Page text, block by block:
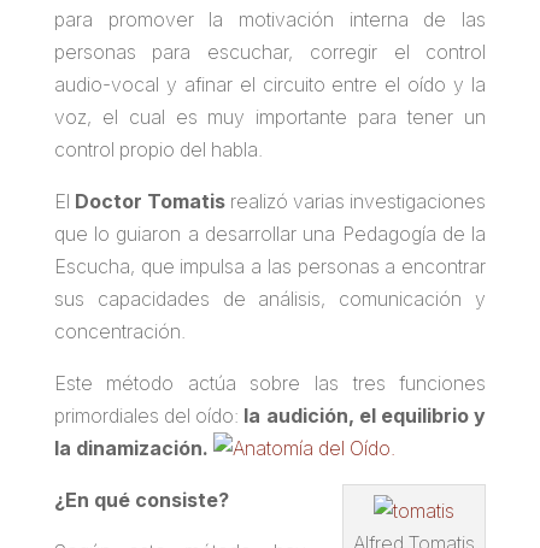
para promover la motivación interna de las
personas para escuchar, corregir el control
audio-vocal y afinar el circuito entre el oído y la
voz, el cual es muy importante para tener un
control propio del habla.
El Doctor Tomatisrealizó varias investigaciones
que lo guiaron a desarrollar una Pedagogía de la
Escucha, que impulsa a las personas a encontrar
sus capacidades de análisis, comunicación y
concentración.
Este método actúa sobre las tres funciones
primordiales del oído: la audición, el equilibrio y
la dinamización.
Alfred Tomatis
¿En qué consiste?